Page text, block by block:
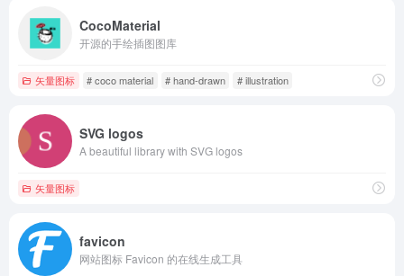
CocoMaterial
开源的手绘插图图库
矢量图标 # coco material # hand-drawn # illustration
SVG logos
A beautiful library with SVG logos
矢量图标
favicon
网站图标 Favicon 的在线生成工具